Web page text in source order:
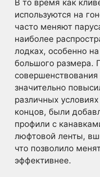
В то время как
используются на
часто меняют
наиболее
лодках, особенно
большого размера.
совершенствования
значительно
различных
концов, были
профили с
люфтовой ленты,
что позволило
эффективнее.